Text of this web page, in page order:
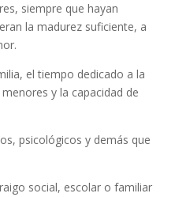
siempre que hayan
la madurez suficiente, a
el tiempo dedicado a la
y la capacidad de
psicológicos y demás que
social, escolar o familiar